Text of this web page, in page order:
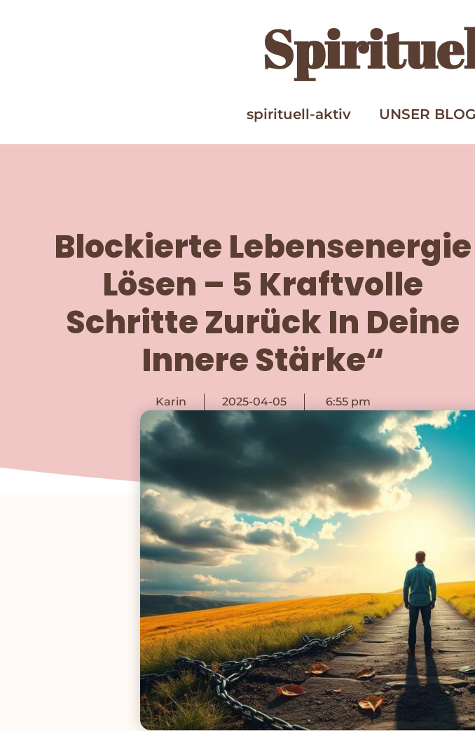
spirituell-aktiv UNSER BLOG
Blockierte Lebensenergie
Lösen – 5 Kraftvolle
Schritte Zurück In Deine
Innere Stärke“
Karin 2025-04-05 6:55 pm